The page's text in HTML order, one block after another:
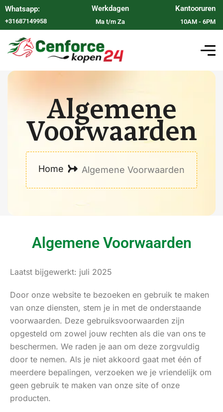
Whatsapp:
+31687149958
Werkdagen
Ma t/m Za
Kantooruren
10AM - 6PM
Algemene
Voorwaarden
Home Algemene Voorwaarden
Algemene Voorwaarden
Laatst bijgewerkt: juli 2025
Door onze website te bezoeken en gebruik te maken
van onze diensten, stem je in met de onderstaande
voorwaarden. Deze gebruiksvoorwaarden zijn
opgesteld om zowel jouw rechten als die van ons te
beschermen. We raden je aan om deze zorgvuldig
door te nemen. Als je niet akkoord gaat met één of
meerdere bepalingen, verzoeken we je vriendelijk om
geen gebruik te maken van onze site of onze
producten.